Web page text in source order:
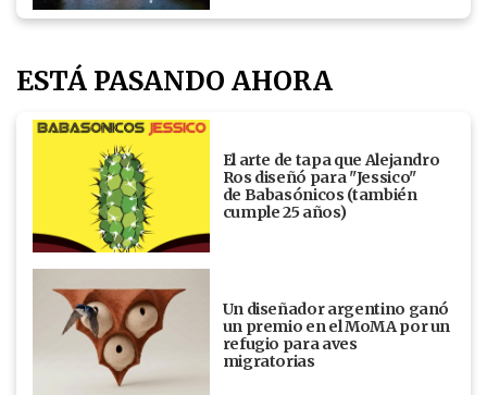
ESTÁ PASANDO AHORA
El arte de tapa que Alejandro
Ros diseñó para "Jessico"
de Babasónicos (también
cumple 25 años)
Un diseñador argentino ganó
un premio en el MoMA por un
refugio para aves
migratorias